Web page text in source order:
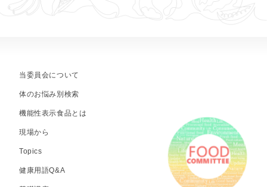
当委員会について
体のお悩み別検索
機能性表示食品とは
現場から
Topics
健康用語Q&A